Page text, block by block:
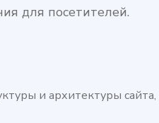
для посетителей.
и архитектуры